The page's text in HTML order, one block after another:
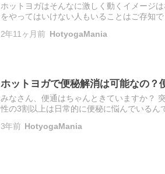
ホットヨガはそんなに激しく動くイメージ
をやってはいけない人もいることはご存知
2年11ヶ月前 HotyogaMania
ホットヨガで便秘解消は可能なの？
みなさん、便通はちゃんときていますか？
性の3割以上は日常的に便秘に悩んでいるん
3年前 HotyogaMania